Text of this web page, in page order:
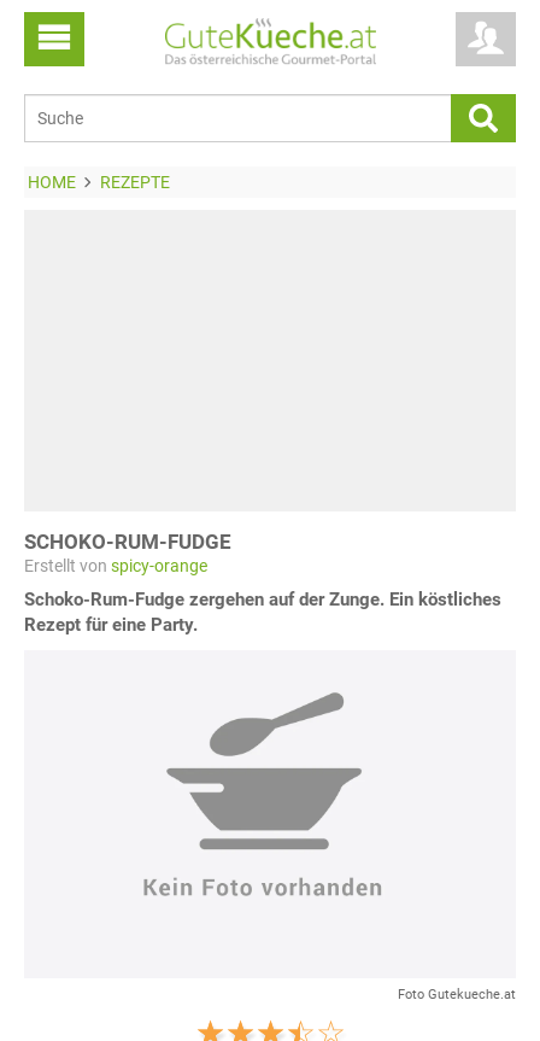
HOME REZEPTE
SCHOKO-RUM-FUDGE
Erstellt von spicy-orange
Schoko-Rum-Fudge zergehen auf der Zunge. Ein köstliches
Rezept für eine Party.
Foto Gutekueche.at